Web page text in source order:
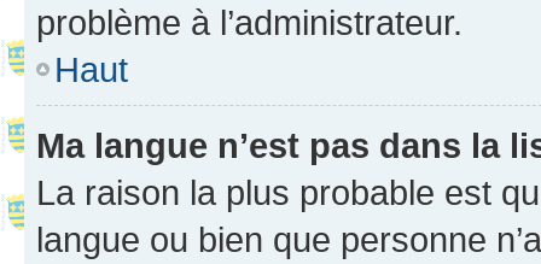
problème à l’administrateur.
Haut
Ma langue n’est pas dans la
La raison la plus probable est
langue ou bien que personne